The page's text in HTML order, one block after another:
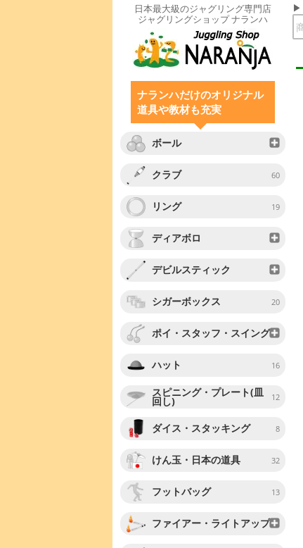
日本最大級のジャグリング専門店
ジャグリングショップ ナランハ
ナランハだけのオリジナル
道具や教材も充実
ボール
クラブ 60
リング 19
ディアボロ
デビルスティック
シガーボックス 20
ポイ・スタッフ・スイング
ハット 16
スピニング・プレート(皿
回し) 12
ダイス・スタッキング 8
けん玉・日本の道具 32
フットバッグ 13
ファイアー・ライトアップ